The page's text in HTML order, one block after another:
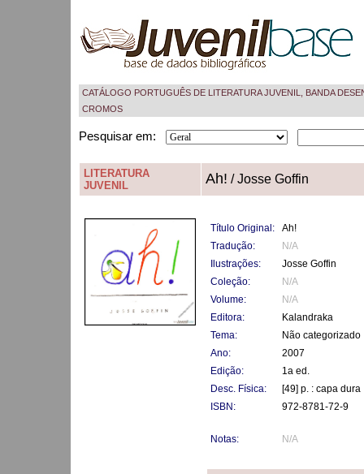
CATÁLOGO PORTUGUÊS DE LITERATURA JUVENIL, BANDA
CROMOS
Pesquisar em:
LITERATURA
JUVENIL
Ah! / Josse Goffin
Título Original:
Ah!
Tradução:
N/A
Ilustrações:
Josse Goffin
Coleção:
N/A
Volume:
N/A
Editora:
Kalandraka
Tema:
Não categorizado
Ano:
2007
Edição:
1a ed.
Desc. Física:
[49] p. : capa dura
ISBN:
972-8781-72-9
Notas: N/A